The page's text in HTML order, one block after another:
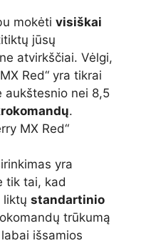
mokėti visiškai
jūsų
atvirkščiai. Vėlgi,
Red“ yra tikrai
aukštesnio nei 8,5
.
yra
tik tai, kad
liktų standartinio
trūkumą
išsamios